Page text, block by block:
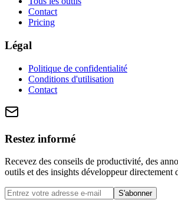
Contact
Pricing
Légal
Politique de confidentialité
Conditions d'utilisation
Contact
Restez informé
Recevez des conseils de productivité, des
outils et des insights développeur directement
S'abonner